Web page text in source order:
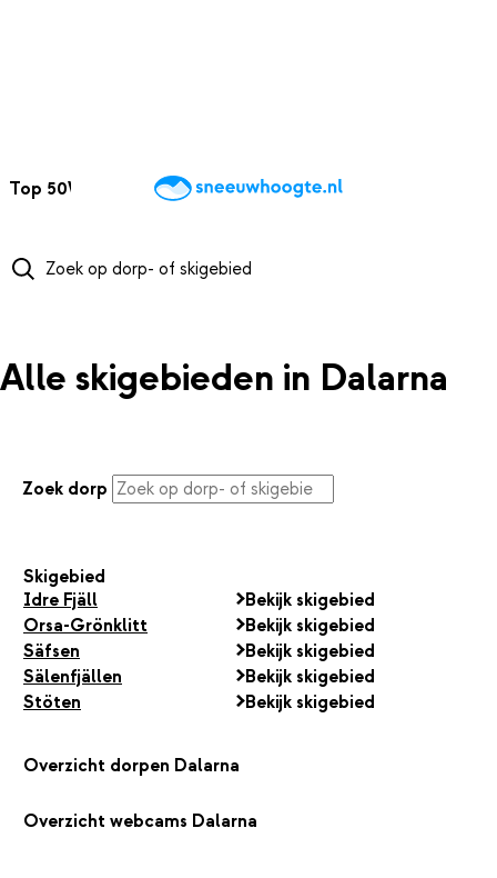
Top 50Webcams WintersportweerKaarten
Alle skigebieden in Dalarna
Zoek dorp
Skigebied
Idre Fjäll
Bekijk skigebied
Orsa-Grönklitt
Bekijk skigebied
Säfsen
Bekijk skigebied
Sälenfjällen
Bekijk skigebied
Stöten
Bekijk skigebied
Overzicht dorpen Dalarna
Overzicht webcams Dalarna